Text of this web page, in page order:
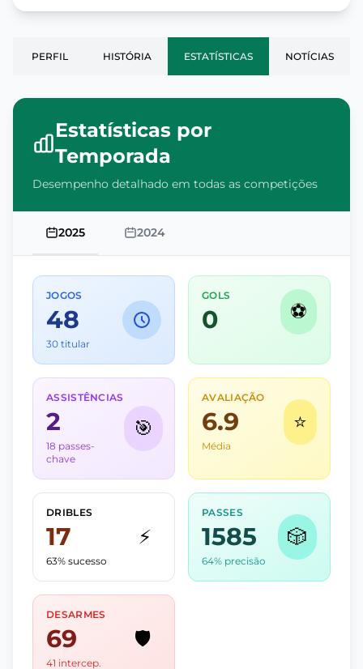
PERFIL HISTÓRIA ESTATÍSTICAS NOTÍCIAS
Estatísticas por
Temporada
Desempenho detalhado em todas as competições
2025 2024
JOGOS
48
30 titular
GOLS
0 ⚽
ASSISTÊNCIAS
2
18 passes-
chave
🎯
AVALIAÇÃO
6.9
Média
⭐
DRIBLES
17
63% sucesso
⚡
PASSES
1585
64% precisão
🎲
DESARMES
69
41 intercep.
🛡️